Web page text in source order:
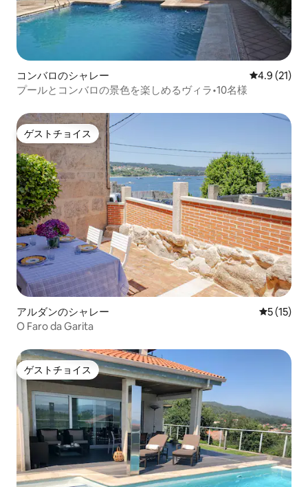
コンバロのシャレー レビュー21
4.9 (21)
プールとコンバロの景色を楽しめるヴィラ•10名様
ゲストチョイス
ゲストチョイス
アルダンのシャレー レビュー
5 (15)
O Faro da Garita
ゲストチョイス
ゲストチョイス